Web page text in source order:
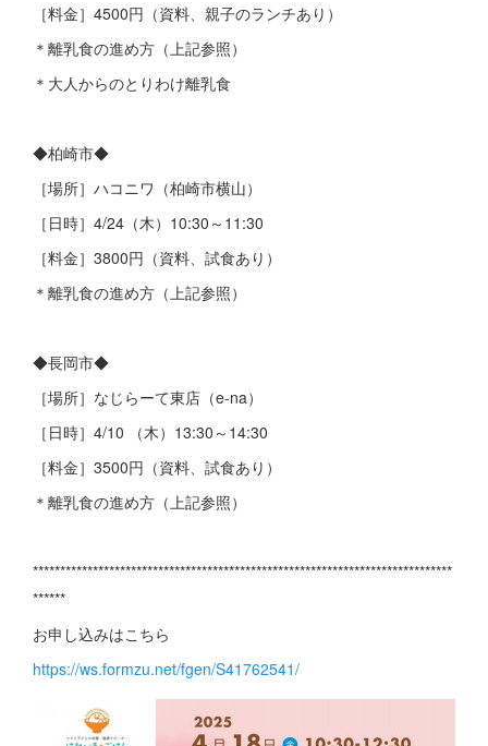
［料金］4500円（資料、親子のランチあり）
＊離乳食の進め方（上記参照）
＊大人からのとりわけ離乳食
◆柏崎市◆
［場所］ハコニワ（柏崎市横山）
［日時］4/24（木）10:30～11:30
［料金］3800円（資料、試食あり）
＊離乳食の進め方（上記参照）
◆長岡市◆
［場所］なじらーて東店（e-na）
［日時］4/10 （木）13:30～14:30
［料金］3500円（資料、試食あり）
＊離乳食の進め方（上記参照）
*****************************************************************************
******
お申し込みはこちら
https://ws.formzu.net/fgen/S41762541/